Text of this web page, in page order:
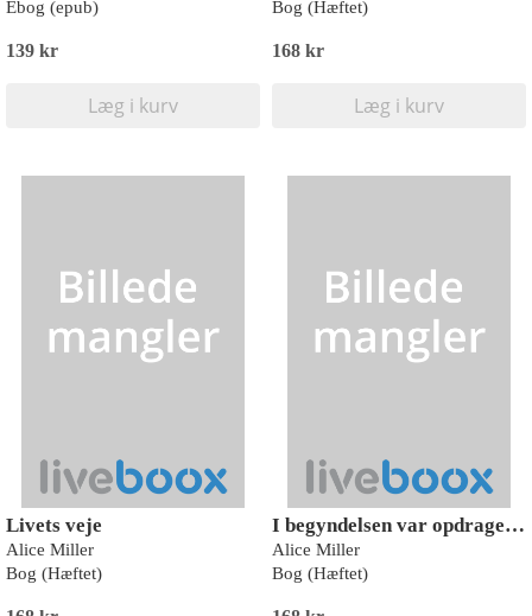
Ebog (epub)
139 kr
Læg i kurv
Bog (Hæftet)
168 kr
Læg i kurv
Livets veje
Alice Miller
Bog (Hæftet)
I begyndelsen var opdragelsen
Alice Miller
Bog (Hæftet)